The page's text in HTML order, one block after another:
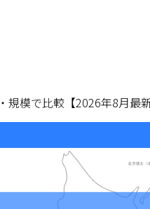
規模で比較【2026年8月最